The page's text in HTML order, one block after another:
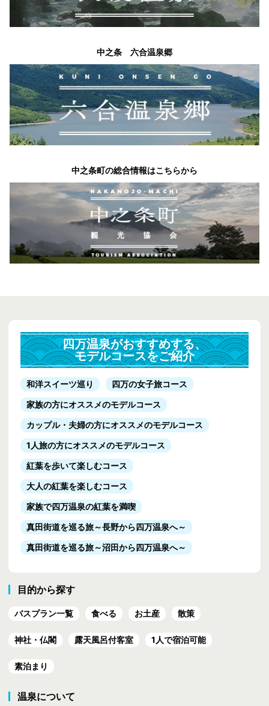
中之条 六合温泉郷
中之条町の総合情報はこちらから
四万温泉がおすすめする、
モデルコースをご紹介
和洋スイーツ巡り
四万の女子旅コース
家族の方にオススメのモデルコース
カップル・夫婦の方にオススメのモデルコース
1人旅の方にオススメのモデルコース
紅葉を歩いて楽しむコース
大人の紅葉を楽しむコース
家族で四万温泉の紅葉を満喫
真田街道を巡る旅～長野から四万温泉へ～
真田街道を巡る旅～沼田から四万温泉へ～
目的から探す
バスプラン一覧 食べる お土産 散策
神社・仏閣 露天風呂付客室 1人で宿泊可能
素泊まり
温泉について